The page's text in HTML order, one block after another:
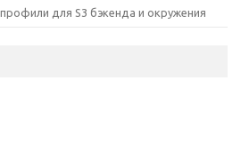
для S3 бэкенда и окружения